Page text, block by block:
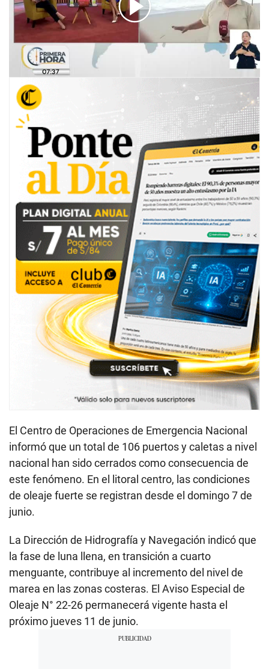
00:00 05:05
El Centro de Operaciones de Emergencia Nacional
informó que un total de 106 puertos y caletas a nivel
nacional han sido cerrados como consecuencia de
este fenómeno. En el litoral centro, las condiciones
de oleaje fuerte se registran desde el domingo 7 de
junio.
La Dirección de Hidrografía y Navegación indicó que
la fase de luna llena, en transición a cuarto
menguante, contribuye al incremento del nivel de
marea en las zonas costeras. El Aviso Especial de
Oleaje N° 22-26 permanecerá vigente hasta el
próximo jueves 11 de junio.